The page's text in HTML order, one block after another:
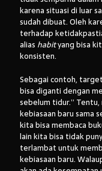
karena situasi di luar
sudah dibuat. Oleh
terhadap
alias habityang bisa
konsisten.
Sebagai contoh,
bisa diganti dengan
sebelum tidur.”
kebiasaan baru sama
kita bisa membaca
lain kita bisa tidak
terlambat untuk
kebiasaan baru.